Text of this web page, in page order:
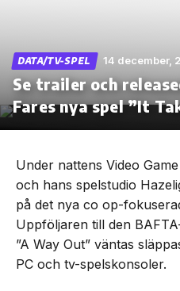
Skip
the
DATA/TV-SPEL 14 december,
Se trailer och
Fares nya spel ”It
Under nattens Video
och hans spelstudio
på det nya co op-
Uppföljaren till den
”A Way Out” väntas
PC och tv-spelskonsoler.